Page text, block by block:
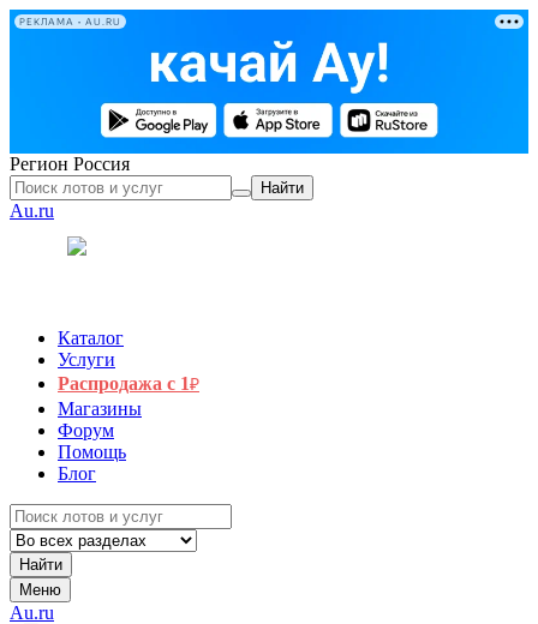
РЕКЛАМА • AU.RU
Регион Россия
Найти
Au.ru
Каталог
Услуги
Распродажа с 1₽
Магазины
Форум
Помощь
Блог
Найти
Меню
Au.ru